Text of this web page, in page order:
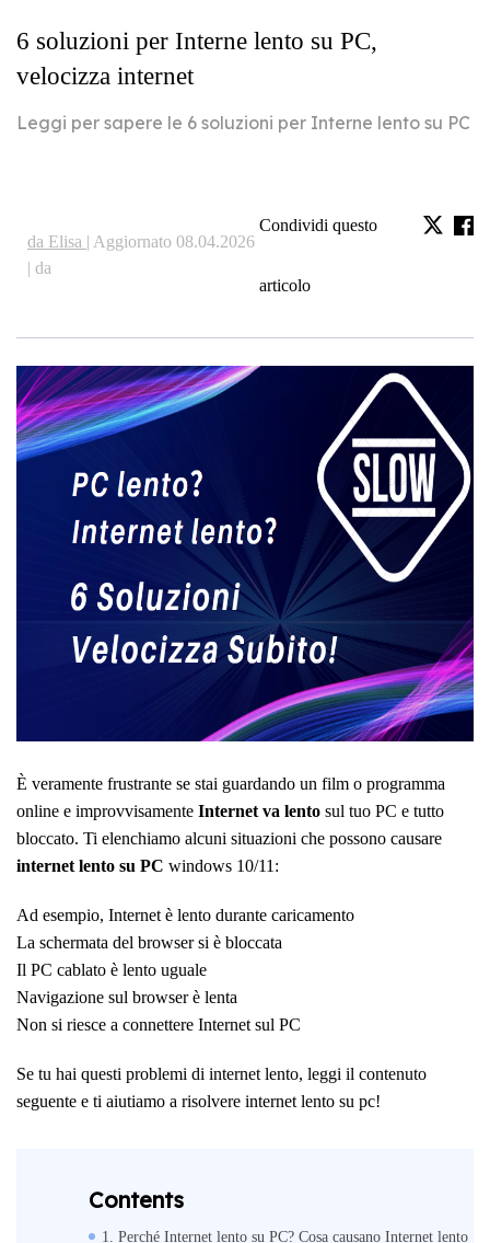
6 soluzioni per Interne lento su PC,
velocizza internet
Leggi per sapere le 6 soluzioni per Interne lento su PC
da Elisa | Aggiornato 08.04.2026
| da
Condividi questo
articolo
È veramente frustrante se stai guardando un film o programma
online e improvvisamente Internet va lento sul tuo PC e tutto
bloccato. Ti elenchiamo alcuni situazioni che possono causare
internet lento su PC windows 10/11:
Ad esempio, Internet è lento durante caricamento
La schermata del browser si è bloccata
Il PC cablato è lento uguale
Navigazione sul browser è lenta
Non si riesce a connettere Internet sul PC
Se tu hai questi problemi di internet lento, leggi il contenuto
seguente e ti aiutiamo a risolvere internet lento su pc!
Contents
1. Perché Internet lento su PC? Cosa causano Internet lento